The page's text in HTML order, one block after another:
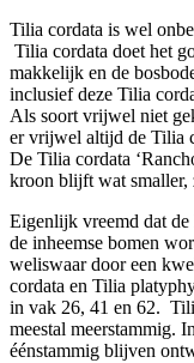
Tilia cordata is wel
Tilia cordata doet het
makkelijk en de
inclusief deze Tilia
Als soort vrijwel niet
er vrijwel altijd de Tilia
De Tilia cordata
kroon blijft wat smaller,
Eigenlijk vreemd dat
de inheemse bomen
weliswaar door een
cordata en Tilia
in vak 26, 41 en 62.
meestal meerstammig.
éénstammig blijven